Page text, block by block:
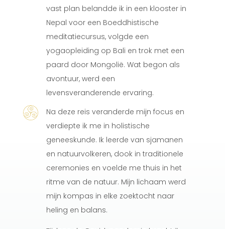
vast plan belandde ik in een klooster in
Nepal voor een Boeddhistische
meditatiecursus, volgde een
yogaopleiding op Bali en trok met een
paard door Mongolië. Wat begon als
avontuur, werd een
levensveranderende ervaring.
Na deze reis veranderde mijn focus en
verdiepte ik me in holistische
geneeskunde. Ik leerde van sjamanen
en natuurvolkeren, dook in traditionele
ceremonies en voelde me thuis in het
ritme van de natuur. Mijn lichaam werd
mijn kompas in elke zoektocht naar
heling en balans.